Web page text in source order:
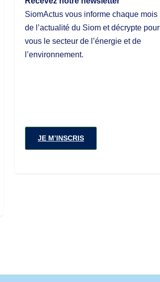
SiomActus vous informe chaque mois
de l’actualité du Siom et décrypte pour
vous le secteur de l’énergie et de
l’environnement.
JE M’INSCRIS